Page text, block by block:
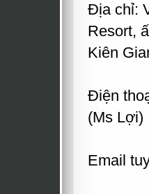
Địa chỉ:
Resort,
Kiên
Ðiện
(Ms Lợi)
Email